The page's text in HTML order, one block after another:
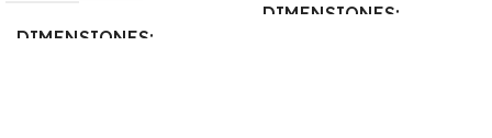
DIMENSIONES
DIMENSIONES